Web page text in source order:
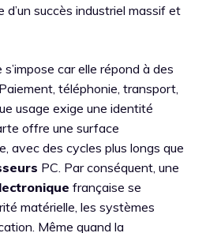
d’un succès industriel massif et
car elle répond à des
téléphonie, transport,
usage exige une identité
offre une surface
avec des cycles plus longs que
PC. Par conséquent, une
française se
matérielle, les systèmes
Même quand la